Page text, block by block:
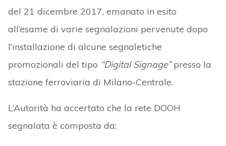
del 21 dicembre 2017, emanato in esito
all’esame di varie segnalazioni pervenute dopo
l’installazione di alcune segnaletiche
promozionali del tipo “Digital Signage”presso la
stazione ferroviaria di Milano-Centrale.
L’Autorità ha accertato che la rete DOOH
segnalata è composta da: